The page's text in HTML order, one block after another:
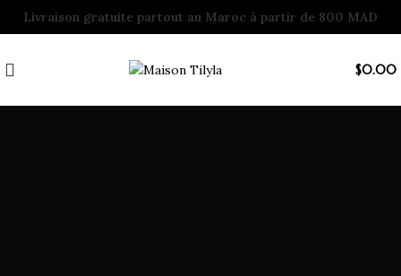
Livraison gratuite partout au Maroc à partir de 800 MAD
$0.00